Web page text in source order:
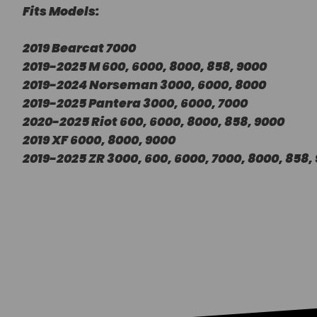
Fits Models:
2019 Bearcat 7000
2019-2025 M 600, 6000, 8000, 858, 9000
2019-2024 Norseman 3000, 6000, 8000
2019-2025 Pantera 3000, 6000, 7000
2020-2025 Riot 600, 6000, 8000, 858, 9000
2019 XF 6000, 8000, 9000
2019-2025 ZR 3000, 600, 6000, 7000, 8000, 858,